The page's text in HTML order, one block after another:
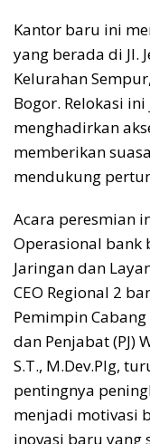
Kantor baru ini
yang berada di Jl.
Kelurahan
Bogor. Relokasi
menghadirkan
memberikan
mendukung
Acara peresmian
Operasional bank
Jaringan dan
CEO Regional 2
Pemimpin
dan Penjabat (PJ)
S.T., M.Dev.Plg,
pentingnya
menjadi motivasi
inovasi baru yang